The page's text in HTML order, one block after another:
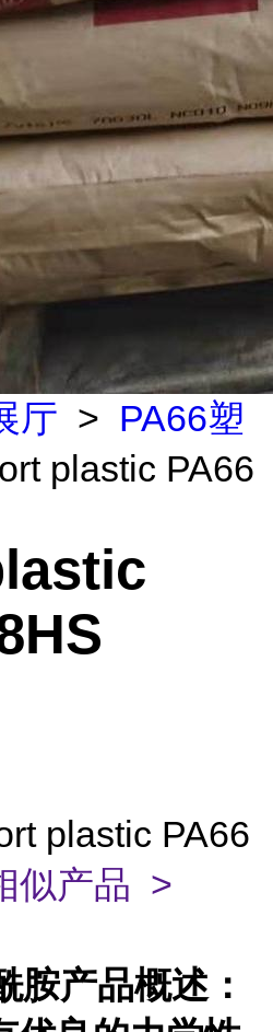
厅 > PA66塑
plastic PA66
plastic PA66
似产品 >
胺产品概述：